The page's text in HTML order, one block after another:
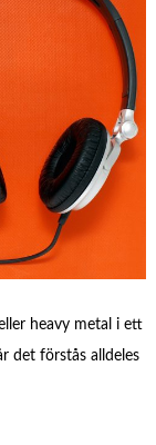
heavy metal i ett
det förstås alldeles